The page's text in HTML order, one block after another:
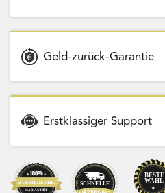
Geld-zurück-Garantie
Erstklassiger Support